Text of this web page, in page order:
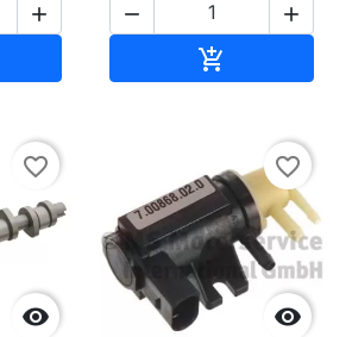
  


favorite_border

favorite_border